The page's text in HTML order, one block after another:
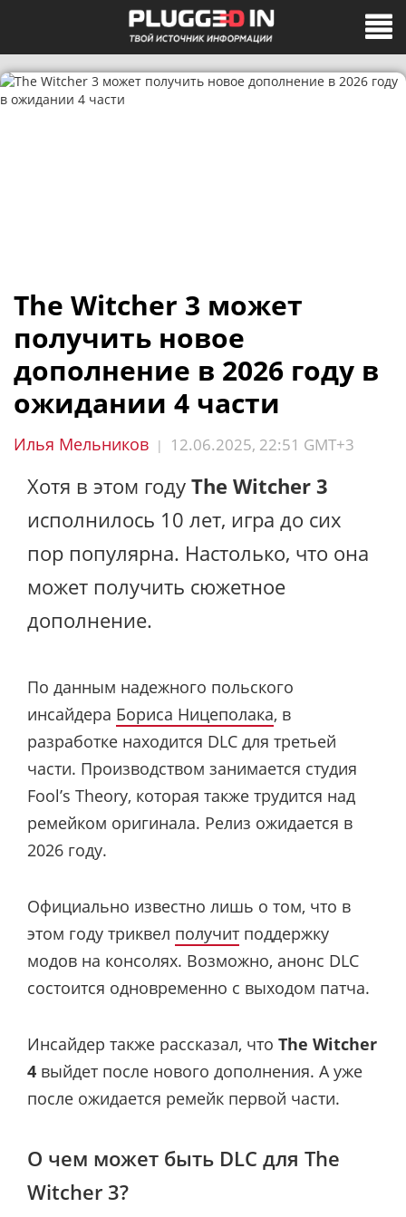
The Witcher 3 может
получить новое
дополнение в 2026 году в
ожидании 4 части
Илья Мельников | 12.06.2025, 22:51 GMT+3
Хотя в этом году The Witcher 3
исполнилось 10 лет, игра до сих
пор популярна. Настолько, что она
может получить сюжетное
дополнение.
По данным надежного польского
инсайдера Бориса Ницеполака, в
разработке находится DLC для третьей
части. Производством занимается студия
Fool’s Theory, которая также трудится над
ремейком оригинала. Релиз ожидается в
2026 году.
Официально известно лишь о том, что в
этом году триквел получит поддержку
модов на консолях. Возможно, анонс DLC
состоится одновременно с выходом патча.
Инсайдер также рассказал, что The Witcher
4 выйдет после нового дополнения. А уже
после ожидается ремейк первой части.
О чем может быть DLC для The
Witcher 3?